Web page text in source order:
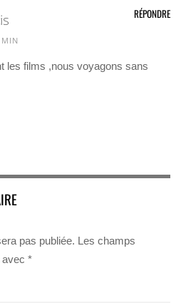
les films ,nous voyagons sans
RÉPONDRE
pas publiée. Les champs
avec*